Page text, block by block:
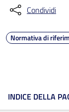
Condividi
Normativa di
INDICE DELLA